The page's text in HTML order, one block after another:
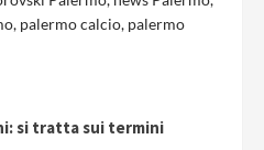
, palermo calcio, palermo
si tratta sui termini